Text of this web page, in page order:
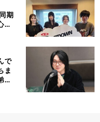
期
の
で
ま
、